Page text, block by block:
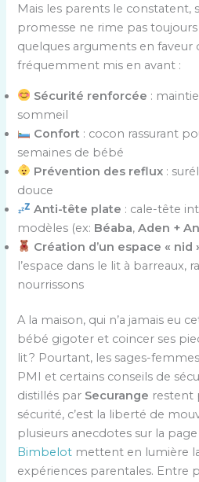
Mais les parents le constatent,
promesse ne rime pas toujours
quelques arguments en faveur
fréquemment mis en avant :
Sécurité renforcée :
sommeil
Confort : cocon rassurant
semaines de bébé
Prévention des reflux :
douce
Anti-tête plate : cale-tête
modèles (ex: Béaba,Aden +
Création d’un espace « nid
l’espace dans le lit à barreaux,
nourrissons
A la maison, qui n’a jamais eu
bébé gigoter et coincer ses
lit ? Pourtant, les sages-
PMI et certains conseils de
distillés par Securange restent
sécurité, c’est la liberté de
plusieurs anecdotes sur la
Bimbelot mettent en lumière
expériences parentales. Entre